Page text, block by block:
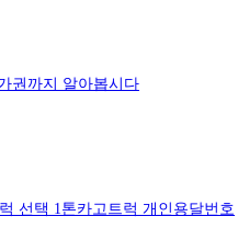
권까지 알아봅시다
선택 1톤카고트럭 개인용달번호